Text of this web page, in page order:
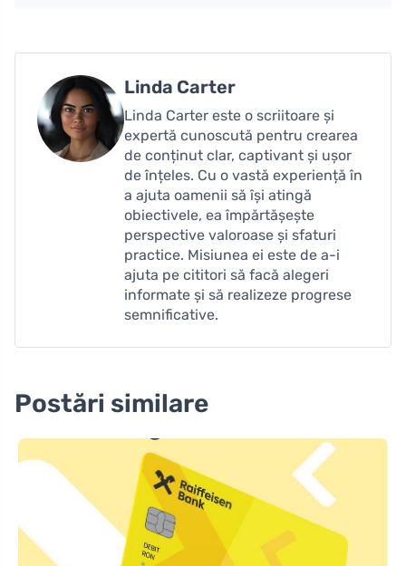
Linda Carter
Linda Carter este o scriitoare și
expertă cunoscută pentru crearea
de conținut clar, captivant și ușor
de înțeles. Cu o vastă experiență în
a ajuta oamenii să își atingă
obiectivele, ea împărtășește
perspective valoroase și sfaturi
practice. Misiunea ei este de a-i
ajuta pe cititori să facă alegeri
informate și să realizeze progrese
semnificative.
Postări similare